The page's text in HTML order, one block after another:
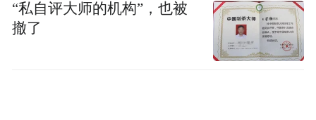
“私自评大师的机构”，也被
撤了